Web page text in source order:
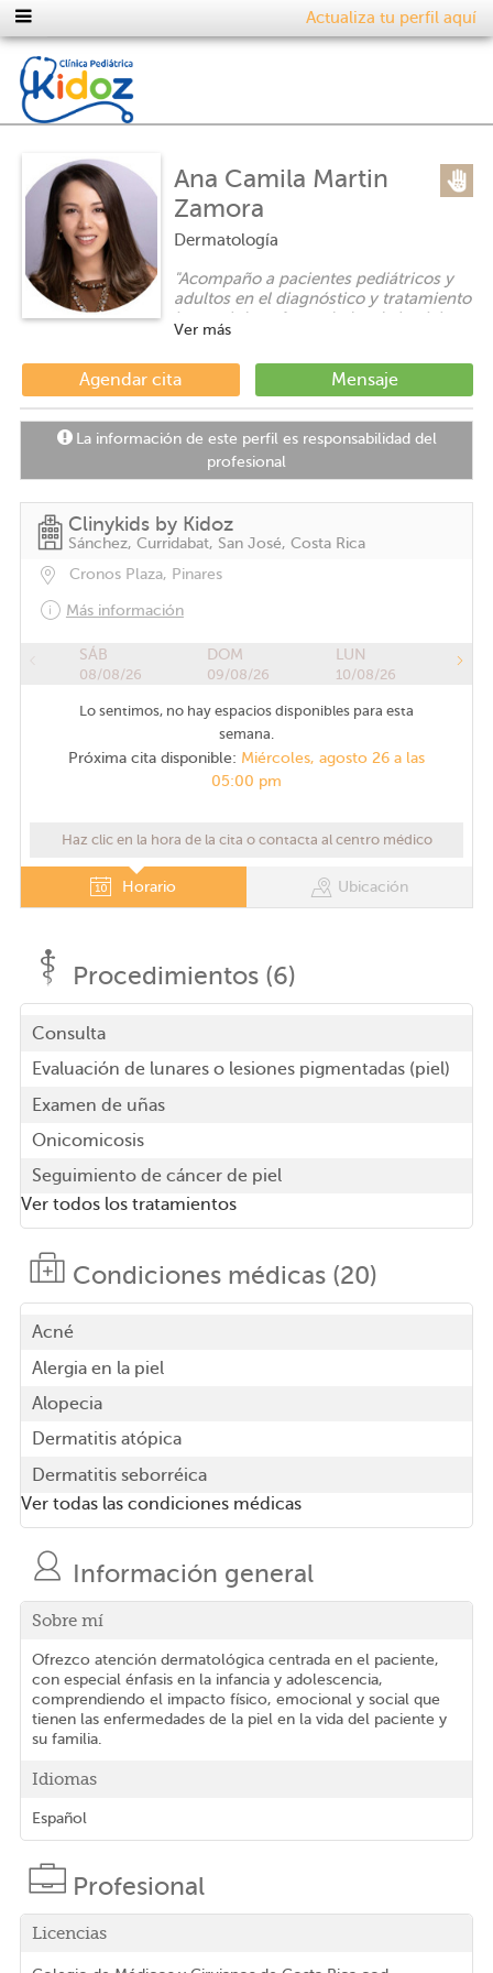
Actualiza tu perfil aquí
Ana Camila Martin
Zamora
Dermatología
"Acompaño a pacientes pediátricos y
adultos en el diagnóstico y tratamiento
integral de enfermedades de la piel,
con un enfoque empático,
Ver más
Agendar cita Mensaje
La información de este perfil es responsabilidad del
profesional
Clinykids by Kidoz
Sánchez, Curridabat, San José, Costa Rica
Cronos Plaza, Pinares
Más información
SÁB
08/08/26
DOM
09/08/26
LUN
10/08/26
Lo sentimos, no hay espacios disponibles para esta
semana.
Próxima cita disponible: Miércoles, agosto 26 a las
05:00 pm
Haz clic en la hora de la cita o contacta al centro médico
Horario Ubicación
Procedimientos (6)
Consulta
Evaluación de lunares o lesiones pigmentadas (piel)
Examen de uñas
Onicomicosis
Seguimiento de cáncer de piel
Ver todos los tratamientos
Condiciones médicas (20)
Acné
Alergia en la piel
Alopecia
Dermatitis atópica
Dermatitis seborréica
Ver todas las condiciones médicas
Información general
Sobre mí
Ofrezco atención dermatológica centrada en el paciente,
con especial énfasis en la infancia y adolescencia,
comprendiendo el impacto físico, emocional y social que
tienen las enfermedades de la piel en la vida del paciente y
su familia.
Idiomas
Español
Profesional
Licencias